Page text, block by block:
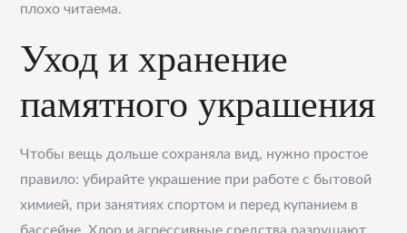
плохо читаема.
Уход и хранение
памятного украшения
Чтобы вещь дольше сохраняла вид, нужно простое
правило: убирайте украшение при работе с бытовой
химией, при занятиях спортом и перед купанием в
бассейне. Хлор и агрессивные средства разрушают